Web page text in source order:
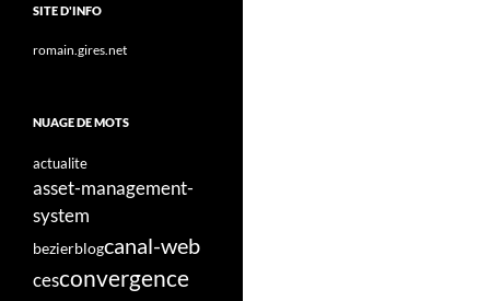
SITE D'INFO
romain.gires.net
NUAGE DE MOTS
actualite
asset-management-
system
bezierblogcanal-web
cesconvergence